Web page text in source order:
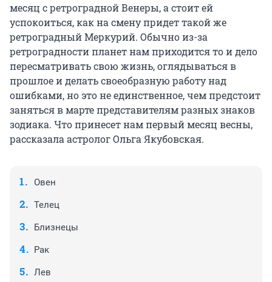
месяц с ретроградной Венеры, а стоит ей
успокоиться, как на смену придет такой же
ретроградный Меркурий. Обычно из-за
ретроградности планет нам приходится то и дело
пересматривать свою жизнь, оглядываться в
прошлое и делать своеобразную работу над
ошибками, но это не единственное, чем предстоит
заняться в марте представителям разных знаков
зодиака. Что принесет нам первый месяц весны,
рассказала астролог Ольга Якубовская.
Овен
Телец
Близнецы
Рак
Лев